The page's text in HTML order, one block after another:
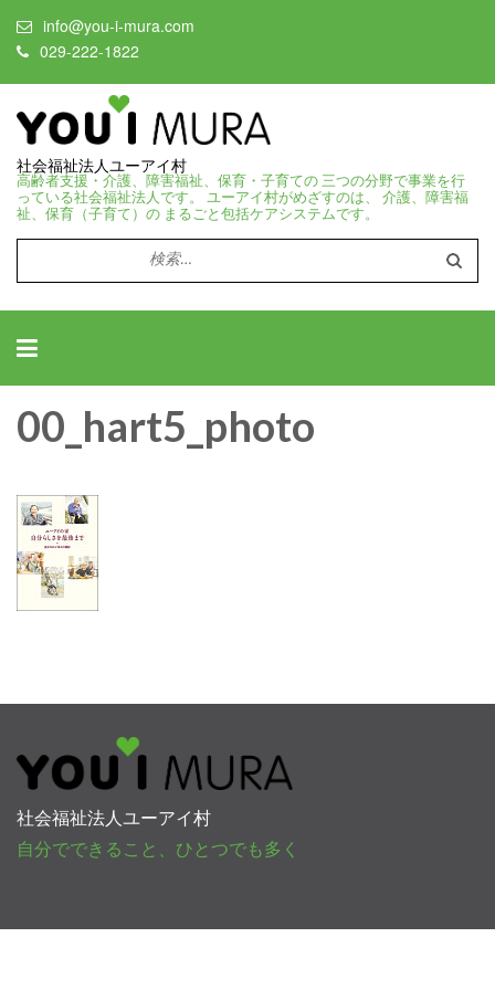
info@you-i-mura.com
029-222-1822
社会福祉法人ユーアイ村
高齢者支援・介護、障害福祉、保育・子育ての 三つの分野で事業を行
っている社会福祉法人です。 ユーアイ村がめざすのは、 介護、障害福
祉、保育（子育て）の まるごと包括ケアシステムです。
検
索:
00_hart5_photo
社会福祉法人ユーアイ村
自分でできること、ひとつでも多く